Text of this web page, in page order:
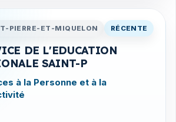
PIERRE-ET-MIQUELON RÉCENTE
DE L'EDUCATION
SAINT-P
à la Personne et à la